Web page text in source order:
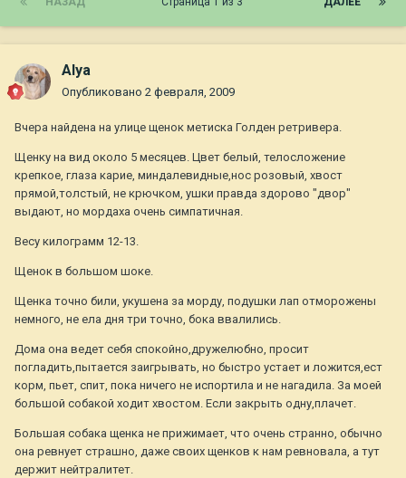
Alya
Опубликовано 2 февраля, 2009
Вчера найдена на улице щенок метиска Голден ретривера.
Щенку на вид около 5 месяцев. Цвет белый, телосложение
крепкое, глаза карие, миндалевидные,нос розовый, хвост
прямой,толстый, не крючком, ушки правда здорово "двор"
выдают, но мордаха очень симпатичная.
Весу килограмм 12-13.
Щенок в большом шоке.
Щенка точно били, укушена за морду, подушки лап отморожены
немного, не ела дня три точно, бока ввалились.
Дома она ведет себя спокойно,дружелюбно, просит
погладить,пытается заигрывать, но быстро устает и ложится,ест
корм, пьет, спит, пока ничего не испортила и не нагадила. За моей
большой собакой ходит хвостом. Если закрыть одну,плачет.
Большая собака щенка не прижимает, что очень странно, обычно
она ревнует страшно, даже своих щенков к нам ревновала, а тут
держит нейтралитет.